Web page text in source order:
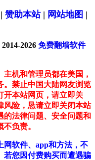
| 赞助本站| 网站地图 |
2026 免费翻墙软件
机和管理员都在美国，
。禁止中国大陆网友浏览
开本站网页，请立即关
风险，恳请立即关闭本站
的法律问题、安全问题和
负责。
网软件、app和方法，不
若您因付费购买而遭遇骗